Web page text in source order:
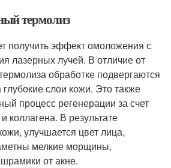
термолиз
получить эффект омоложения с
лазерных лучей. В отличие от
обработке подвергаются
слои кожи. Это также
процесс регенерации за счет
коллагена. В результате
улучшается цвет лица,
мелкие морщины,
от акне.